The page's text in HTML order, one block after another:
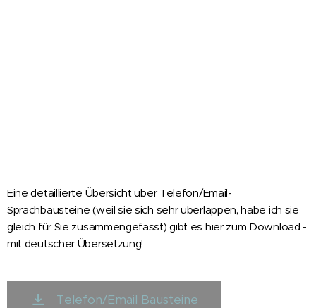
Eine detaillierte Übersicht über Telefon/Email-
Sprachbausteine (weil sie sich sehr überlappen, habe ich sie
gleich für Sie zusammengefasst) gibt es hier zum Download -
mit deutscher Übersetzung!
Telefon/Email Bausteine